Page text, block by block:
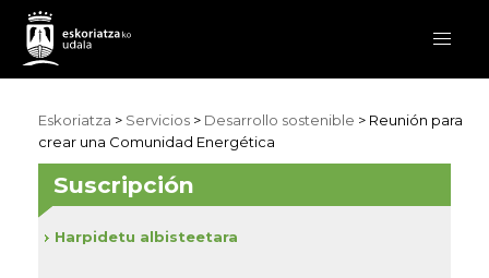
Eskoriatza > Servicios > Desarrollo sostenible > Reunión para
crear una Comunidad Energética
Suscripción
Harpidetu albisteetara